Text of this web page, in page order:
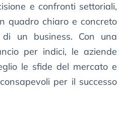
e confronti settoriali,
quadro chiaro e concreto
un business. Con una
per indici, le aziende
le sfide del mercato e
per il successo